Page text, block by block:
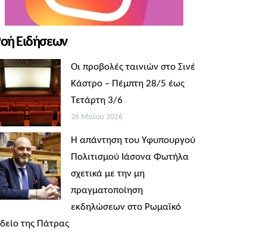
Ειδήσεων
Οι προβολές ταινιών στο Σινέ
Κάστρο – Πέμπτη 28/5 έως
Τετάρτη 3/6
26 Μαΐου 2026
Η απάντηση του Υφυπουργού
Πολιτισμού Ιάσονα Φωτήλα
σχετικά με την μη
πραγματοποίηση
εκδηλώσεων στο Ρωμαϊκό
της Πάτρας